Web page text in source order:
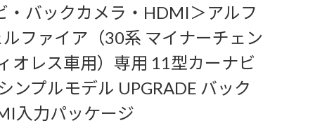
・バックカメラ・HDMI＞アルフ
ファイア（30系 マイナーチェン
オレス車用）専用 11型カーナビ
ンプルモデル UPGRADE バック
入力パッケージ